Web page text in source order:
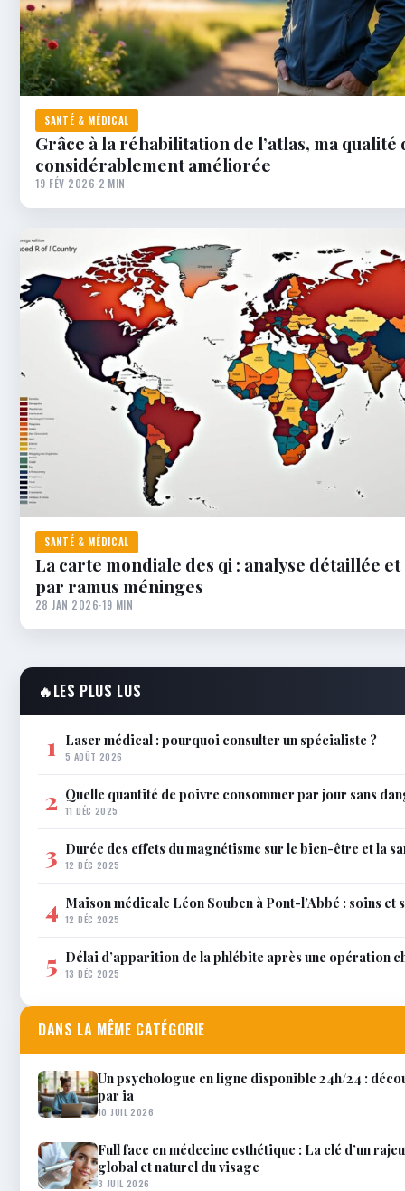
SANTÉ & MÉDICAL
Grâce à la réhabilitation de l’atlas, ma qualité
considérablement améliorée
19 FÉV 2026·2 MIN
SANTÉ & MÉDICAL
La carte mondiale des qi : analyse détaillée
par ramus méninges
28 JAN 2026·19 MIN
🔥LES PLUS LUS
1 Laser médical : pourquoi consulter un spécialiste ?
5 AOÛT 2026
2 Quelle quantité de poivre consommer par jour sans
11 DÉC 2025
3 Durée des effets du magnétisme sur le bien-être et la
12 DÉC 2025
4 Maison médicale Léon Souben à Pont-l’Abbé : soins et
12 DÉC 2025
5 Délai d’apparition de la phlébite après une opération
13 DÉC 2025
DANS LA MÊME CATÉGORIE
Un psychologue en ligne disponible 24h/24 :
par ia
10 JUIL 2026
Full face en médecine esthétique : La clé d’un
global et naturel du visage
3 JUIL 2026